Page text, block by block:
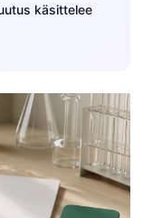
käsittelee